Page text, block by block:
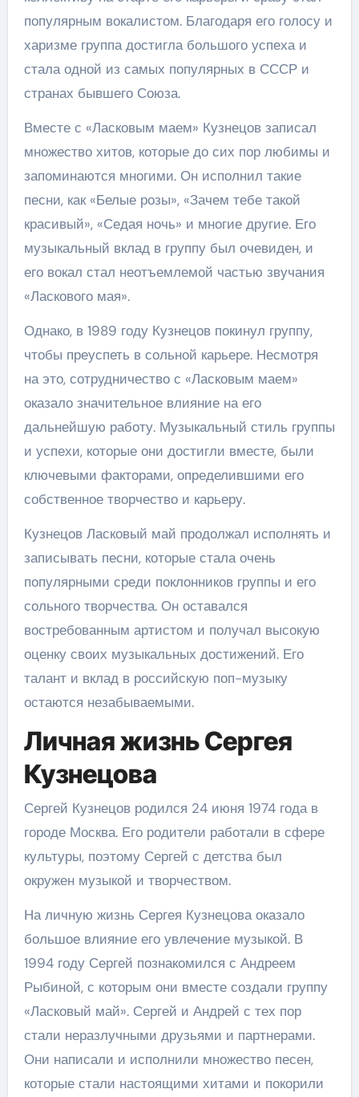
популярным вокалистом. Благодаря его голосу и
харизме группа достигла большого успеха и
стала одной из самых популярных в СССР и
странах бывшего Союза.
Вместе с «Ласковым маем» Кузнецов записал
множество хитов, которые до сих пор любимы и
запоминаются многими. Он исполнил такие
песни, как «Белые розы», «Зачем тебе такой
красивый», «Седая ночь» и многие другие. Его
музыкальный вклад в группу был очевиден, и
его вокал стал неотъемлемой частью звучания
«Ласкового мая».
Однако, в 1989 году Кузнецов покинул группу,
чтобы преуспеть в сольной карьере. Несмотря
на это, сотрудничество с «Ласковым маем»
оказало значительное влияние на его
дальнейшую работу. Музыкальный стиль группы
и успехи, которые они достигли вместе, были
ключевыми факторами, определившими его
собственное творчество и карьеру.
Кузнецов Ласковый май продолжал исполнять и
записывать песни, которые стала очень
популярными среди поклонников группы и его
сольного творчества. Он оставался
востребованным артистом и получал высокую
оценку своих музыкальных достижений. Его
талант и вклад в российскую поп-музыку
остаются незабываемыми.
Личная жизнь Сергея
Кузнецова
Сергей Кузнецов родился 24 июня 1974 года в
городе Москва. Его родители работали в сфере
культуры, поэтому Сергей с детства был
окружен музыкой и творчеством.
На личную жизнь Сергея Кузнецова оказало
большое влияние его увлечение музыкой. В
1994 году Сергей познакомился с Андреем
Рыбиной, с которым они вместе создали группу
«Ласковый май». Сергей и Андрей с тех пор
стали неразлучными друзьями и партнерами.
Они написали и исполнили множество песен,
которые стали настоящими хитами и покорили